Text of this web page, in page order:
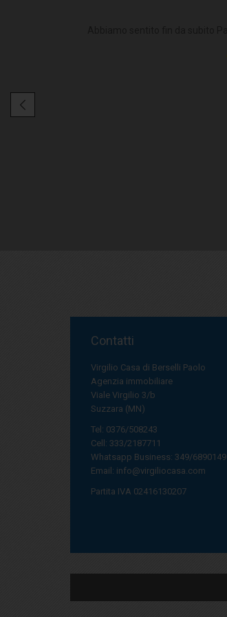
Contatti
Virgilio Casa di Berselli Paolo
Agenzia immobiliare
Viale Virgilio 3/b
Suzzara (MN)
Tel: 0376/508243
Cell: 333/2187711
Whatsapp Business: 349/6890149
Email: info@virgiliocasa.com
Partita IVA 02416130207